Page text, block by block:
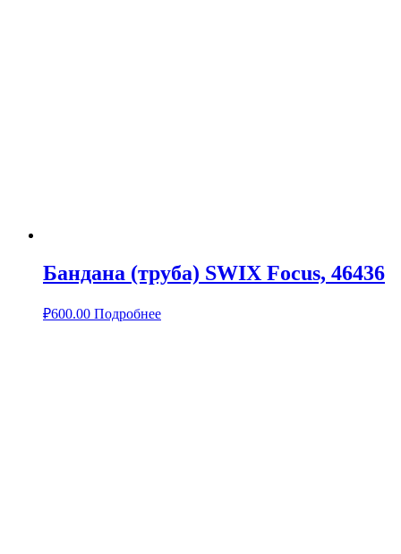
Бандана (труба) SWIX Focus, 46436
₽600.00 Подробнее